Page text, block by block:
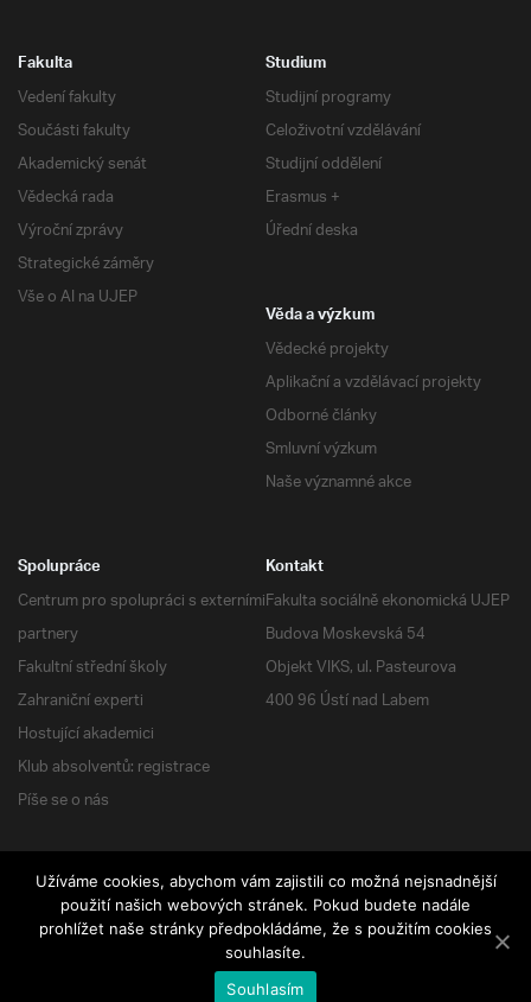
Fakulta
Vedení fakulty
Součásti fakulty
Akademický senát
Vědecká rada
Výroční zprávy
Strategické záměry
Vše o AI na UJEP
Studium
Studijní programy
Celoživotní vzdělávání
Studijní oddělení
Erasmus +
Úřední deska
Věda a výzkum
Vědecké projekty
Aplikační a vzdělávací projekty
Odborné články
Smluvní výzkum
Naše významné akce
Spolupráce
Centrum pro spolupráci s externími
partnery
Fakultní střední školy
Zahraniční experti
Hostující akademici
Klub absolventů: registrace
Píše se o nás
Kontakt
Fakulta sociálně ekonomická UJEP
Budova Moskevská 54
Objekt VIKS, ul. Pasteurova
400 96 Ústí nad Labem
| Všechna práva vyhrazena
Užíváme cookies, abychom vám zajistili co možná nejsnadnější
použití našich webových stránek. Pokud budete nadále
prohlížet naše stránky předpokládáme, že s použitím cookies
souhlasíte.
Souhlasím